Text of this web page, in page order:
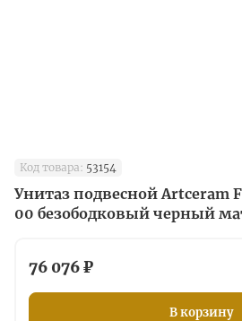
Код товара: 53154
Унитаз подвесной Artceram
00 безободковый черный
76 076 ₽
В корзину